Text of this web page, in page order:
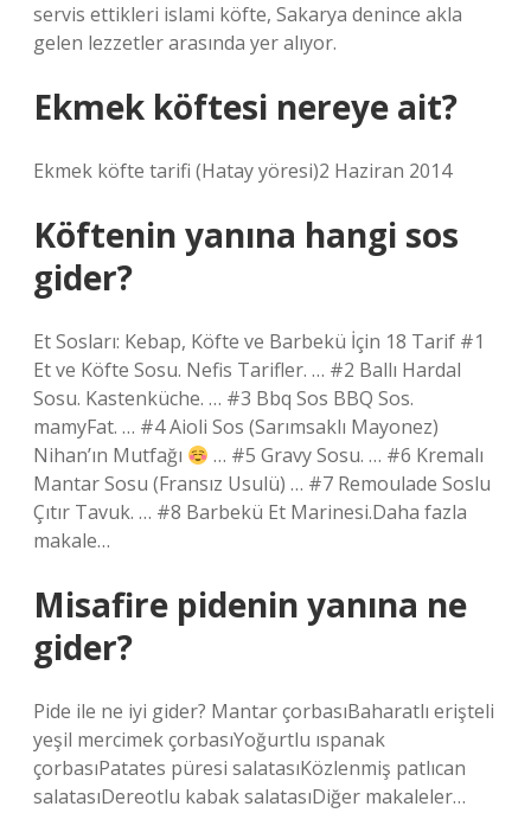
servis ettikleri islami köfte, Sakarya denince akla
gelen lezzetler arasında yer alıyor.
Ekmek köftesi nereye ait?
Ekmek köfte tarifi (Hatay yöresi)2 Haziran 2014
Köftenin yanına hangi sos
gider?
Et Sosları: Kebap, Köfte ve Barbekü İçin 18 Tarif #1
Et ve Köfte Sosu. Nefis Tarifler. … #2 Ballı Hardal
Sosu. Kastenküche. … #3 Bbq Sos BBQ Sos.
mamyFat. … #4 Aioli Sos (Sarımsaklı Mayonez)
Nihan’ın Mutfağı
… #5 Gravy Sosu. … #6 Kremalı
Mantar Sosu (Fransız Usulü) … #7 Remoulade Soslu
Çıtır Tavuk. … #8 Barbekü Et Marinesi.Daha fazla
makale…
Misafire pidenin yanına ne
gider?
Pide ile ne iyi gider? Mantar çorbasıBaharatlı erişteli
yeşil mercimek çorbasıYoğurtlu ıspanak
çorbasıPatates püresi salatasıKözlenmiş patlıcan
salatasıDereotlu kabak salatasıDiğer makaleler…